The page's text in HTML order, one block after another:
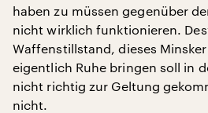
haben zu müssen gegenüber
nicht wirklich funktionieren.
Waffenstillstand, dieses
eigentlich Ruhe bringen soll in
nicht richtig zur Geltung
nicht.